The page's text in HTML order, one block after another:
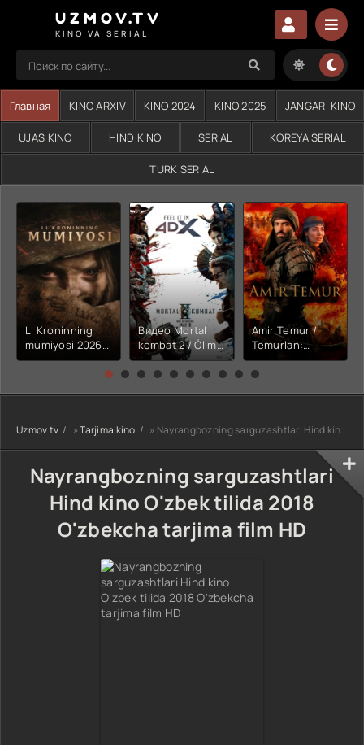
UZMOV.TV
KINO VA SERIAL
Главная KINO ARXIV KINO 2024 KINO 2025 JANGARI KINO
UJAS KINO HIND KINO SERIAL KOREYA SERIAL
TURK SERIAL
Li Kroninning
mumiyosi 2026
(uzbek tilida
kino) tarjima HD
Видео Mortal
kombat 2 / Ólim
jangi 2 (2026)
Uzbek tilida
Amir Temur /
Temurlan:
Fathchining
yuksalishi
tarjima kino Full
HD tas-ix
Uzmov.tv »Tarjima kino » Nayrangbozning sarguzashtlari Hind kino O'zbek tilida 2018 O'zbekcha tarjima film HD
Nayrangbozning sarguzashtlari
Hind kino O'zbek tilida 2018
O'zbekcha tarjima film HD